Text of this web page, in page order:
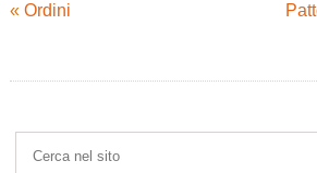
« Ordini